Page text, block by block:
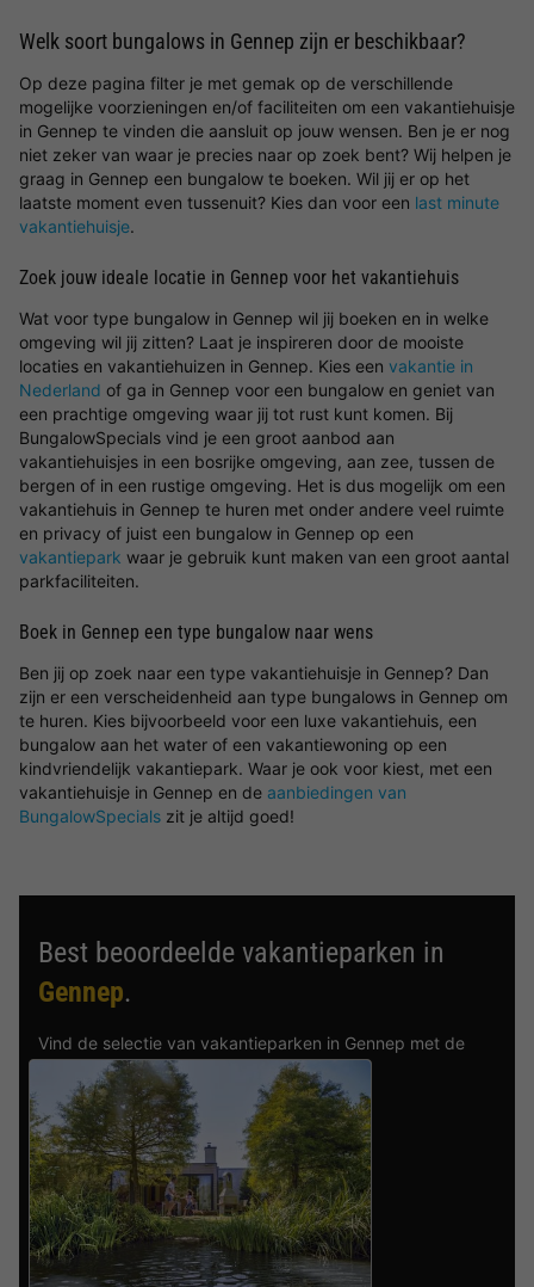
Welk soort bungalows in Gennep zijn er beschikbaar?
Op deze pagina filter je met gemak op de verschillende
mogelijke voorzieningen en/of faciliteiten om een vakantiehuisje
in Gennep te vinden die aansluit op jouw wensen. Ben je er nog
niet zeker van waar je precies naar op zoek bent? Wij helpen je
graag in Gennep een bungalow te boeken. Wil jij er op het
laatste moment even tussenuit? Kies dan voor een last minute
vakantiehuisje.
Zoek jouw ideale locatie in Gennep voor het vakantiehuis
Wat voor type bungalow in Gennep wil jij boeken en in welke
omgeving wil jij zitten? Laat je inspireren door de mooiste
locaties en vakantiehuizen in Gennep. Kies een vakantie in
Nederland of ga in Gennep voor een bungalow en geniet van
een prachtige omgeving waar jij tot rust kunt komen. Bij
BungalowSpecials vind je een groot aanbod aan
vakantiehuisjes in een bosrijke omgeving, aan zee, tussen de
bergen of in een rustige omgeving. Het is dus mogelijk om een
vakantiehuis in Gennep te huren met onder andere veel ruimte
en privacy of juist een bungalow in Gennep op een
vakantiepark waar je gebruik kunt maken van een groot aantal
parkfaciliteiten.
Boek in Gennep een type bungalow naar wens
Ben jij op zoek naar een type vakantiehuisje in Gennep? Dan
zijn er een verscheidenheid aan type bungalows in Gennep om
te huren. Kies bijvoorbeeld voor een luxe vakantiehuis, een
bungalow aan het water of een vakantiewoning op een
kindvriendelijk vakantiepark. Waar je ook voor kiest, met een
vakantiehuisje in Gennep en de aanbiedingen van
BungalowSpecials zit je altijd goed!
Best beoordeelde vakantieparken in
Gennep.
Vind de selectie van vakantieparken in Gennep met de
beste reviews.